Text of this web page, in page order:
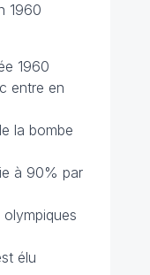
1960
1960
entre en
la bombe
à 90% par
élu